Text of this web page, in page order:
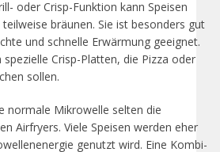
oder Crisp-Funktion kann Speisen
bräunen. Sie ist besonders gut
und schnelle Erwärmung geeignet.
Crisp-Platten, die Pizza oder
sollen.
normale Mikrowelle selten die
Airfryers. Viele Speisen werden eher
genutzt wird. Eine Kombi-